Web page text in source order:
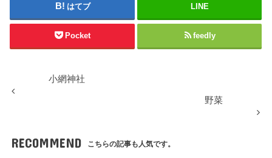
はてブ LINE
Pocket feedly
小網神社
野菜
RECOMMEND こちらの記事も人気です。